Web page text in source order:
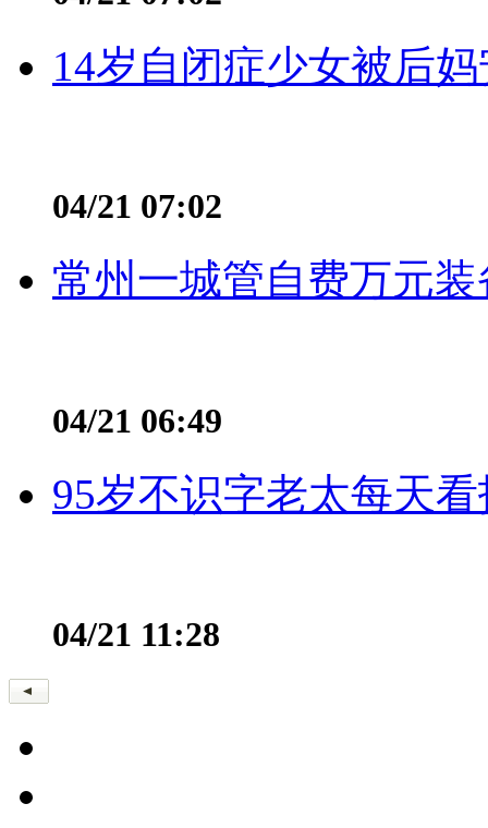
14岁自闭症少女被后
04/21 07:02
常州一城管自费万元
04/21 06:49
95岁不识字老太每天
04/21 11:28